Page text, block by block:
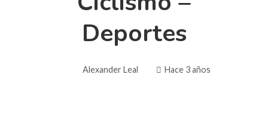
Deportes
Alexander Leal Hace 3 años